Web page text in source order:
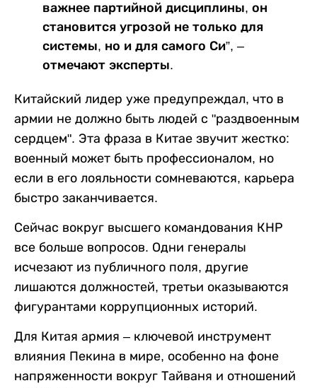
важнее партийной дисциплины, он
становится угрозой не только для
системы, но и для самого Си”, –
отмечают эксперты.
Китайский лидер уже предупреждал, что в
армии не должно быть людей с "раздвоенным
сердцем". Эта фраза в Китае звучит жестко:
военный может быть профессионалом, но
если в его лояльности сомневаются, карьера
быстро заканчивается.
Сейчас вокруг высшего командования КНР
все больше вопросов. Одни генералы
исчезают из публичного поля, другие
лишаются должностей, третьи оказываются
фигурантами коррупционных историй.
Для Китая армия – ключевой инструмент
влияния Пекина в мире, особенно на фоне
напряженности вокруг Тайваня и отношений